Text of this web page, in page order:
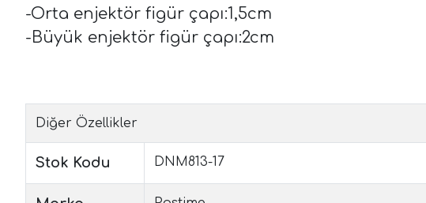
-Orta enjektör figür çapı:1,5cm
-Büyük enjektör figür çapı:2cm
Diğer Özellikler
Stok Kodu DNM813-17